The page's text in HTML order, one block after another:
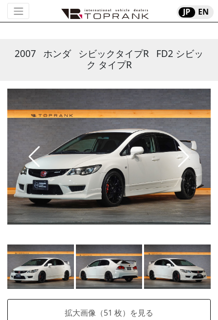
JP EN
2007 ホンダ シビックタイプR FD2 シビッ
ク タイプR
拡大画像（51 枚）を見る